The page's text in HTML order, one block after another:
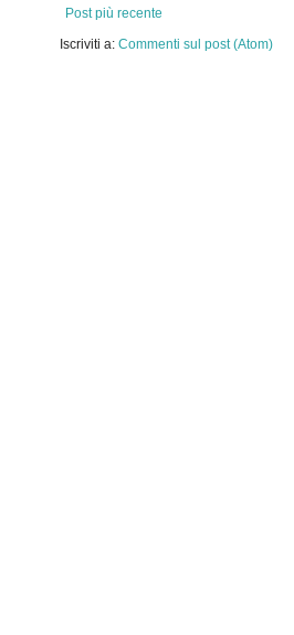
Post più recente
Iscriviti a: Commenti sul post (Atom)